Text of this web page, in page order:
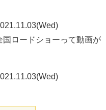
国ロードショーって動画が